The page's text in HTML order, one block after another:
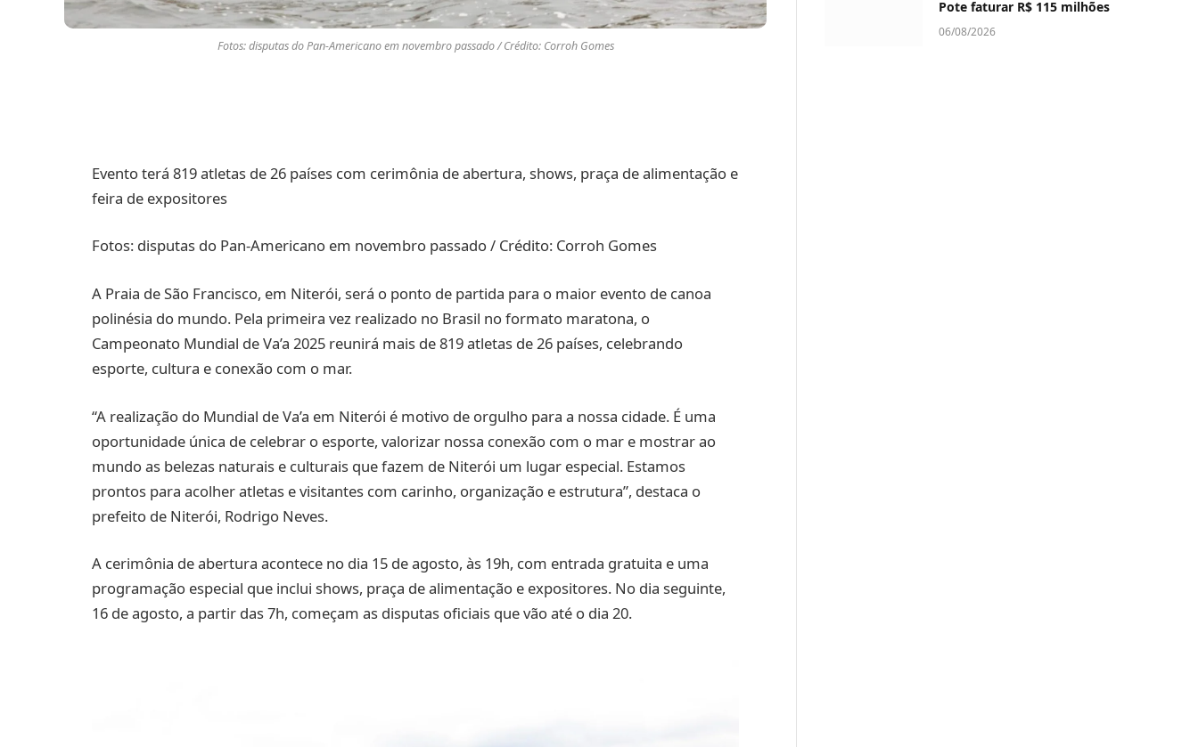
Fotos: disputas do Pan-Americano em novembro passado / Crédito: Corroh Gomes
Evento terá 819 atletas de 26 países com cerimônia de abertura, shows, praça de alimentação e
feira de expositores
Fotos: disputas do Pan-Americano em novembro passado / Crédito: Corroh Gomes
A Praia de São Francisco, em Niterói, será o ponto de partida para o maior evento de canoa
polinésia do mundo. Pela primeira vez realizado no Brasil no formato maratona, o
Campeonato Mundial de Va’a 2025 reunirá mais de 819 atletas de 26 países, celebrando
esporte, cultura e conexão com o mar.
“A realização do Mundial de Va’a em Niterói é motivo de orgulho para a nossa cidade. É uma
oportunidade única de celebrar o esporte, valorizar nossa conexão com o mar e mostrar ao
mundo as belezas naturais e culturais que fazem de Niterói um lugar especial. Estamos
prontos para acolher atletas e visitantes com carinho, organização e estrutura”, destaca o
prefeito de Niterói, Rodrigo Neves.
A cerimônia de abertura acontece no dia 15 de agosto, às 19h, com entrada gratuita e uma
programação especial que inclui shows, praça de alimentação e expositores. No dia seguinte,
16 de agosto, a partir das 7h, começam as disputas oficiais que vão até o dia 20.
Pote faturar R$ 115 milhões
06/08/2026